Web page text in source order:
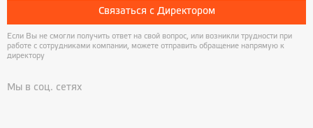
Связаться с Директором
Если Вы не смогли получить ответ на свой вопрос, или возникли трудности при
работе с сотрудниками компании, можете отправить обращение напрямую к
директору
Мы в соц. сетях